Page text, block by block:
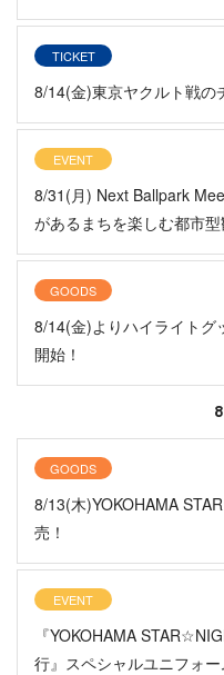
TICKET
8/14(金)東京ヤクルト戦の
EVENT
8/31(月) Next Ballpark
があるまちを楽しむ都市
GOODS
8/14(金)よりハイライトグ
開始！
GOODS
8/13(木)YOKOHAMA
売！
EVENT
『YOKOHAMA
行』スペシャルユニフォー